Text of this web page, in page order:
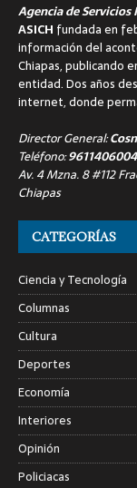
Agencia de
ASICH fundada en
información del
Chiapas, publicando
entidad. Dos años
internet, donde
Director General:
Teléfono:9611406004
Av. 4 Mzna. 8 #112
Chiapas
CATEGORÍAS
Ciencia y Tecnología
Columnas
Cultura
Deportes
Economía
Interiores
Opinión
Policiacas